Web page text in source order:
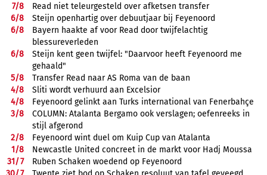
7/8
Read niet teleurgesteld over afketsen transfer
6/8
Steijn openhartig over debuutjaar bij Feyenoord
6/8
Bayern haakte af voor Read door twijfelachtig
blessureverleden
6/8
Steijn kent geen twijfel: "Daarvoor heeft Feyenoord me
gehaald"
5/8
Transfer Read naar AS Roma van de baan
4/8
Sliti wordt verhuurd aan Excelsior
4/8
Feyenoord gelinkt aan Turks international van Fenerbahçe
3/8
COLUMN: Atalanta Bergamo ook verslagen; oefenreeks in
stijl afgerond
2/8
Feyenoord wint duel om Kuip Cup van Atalanta
1/8
Newcastle United concreet in de markt voor Hadj Moussa
31/7
Ruben Schaken woedend op Feyenoord